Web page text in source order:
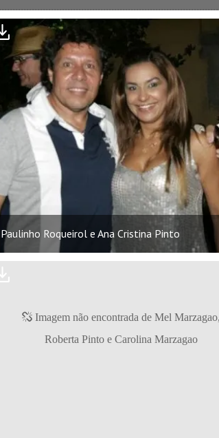
Paulinho Roqueirol e Ana Cristina Pinto